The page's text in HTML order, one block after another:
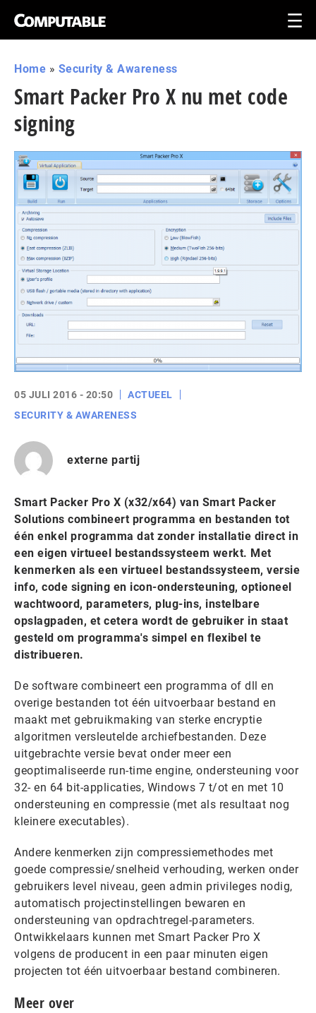
Home » Security & Awareness
Smart Packer Pro X nu met code
signing
05 JULI 2016 - 20:50
ACTUEEL
SECURITY & AWARENESS
externe partij
Smart Packer Pro X (x32/x64) van Smart Packer
Solutions combineert programma en bestanden tot
één enkel programma dat zonder installatie direct in
een eigen virtueel bestandssysteem werkt. Met
kenmerken als een virtueel bestandssysteem, versie
info, code signing en icon-ondersteuning, optioneel
wachtwoord, parameters, plug-ins, instelbare
opslagpaden, et cetera wordt de gebruiker in staat
gesteld om programma's simpel en flexibel te
distribueren.
De software combineert een programma of dll en
overige bestanden tot één uitvoerbaar bestand en
maakt met gebruikmaking van sterke encryptie
algoritmen versleutelde archiefbestanden. Deze
uitgebrachte versie bevat onder meer een
geoptimaliseerde run-time engine, ondersteuning voor
32- en 64 bit-applicaties, Windows 7 t/ot en met 10
ondersteuning en compressie (met als resultaat nog
kleinere executables).
Andere kenmerken zijn compressiemethodes met
goede compressie/snelheid verhouding, werken onder
gebruikers level niveau, geen admin privileges nodig,
automatisch projectinstellingen bewaren en
ondersteuning van opdrachtregel-parameters.
Ontwikkelaars kunnen met Smart Packer Pro X
volgens de producent in een paar minuten eigen
projecten tot één uitvoerbaar bestand combineren.
Meer over